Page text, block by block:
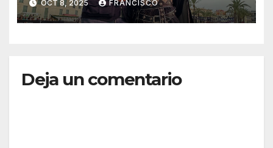
conquista la Plaza del
Ayuntamiento”
OCT 8, 2025 FRANCISCO
Deja un comentario